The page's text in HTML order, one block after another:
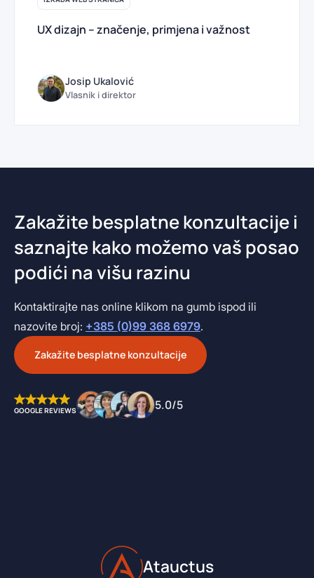
UX dizajn – značenje, primjena i važnost
Josip Ukalović
Vlasnik i direktor
Zakažite besplatne konzultacije i
saznajte kako možemo vaš posao
podići na višu razinu
Kontaktirajte nas online klikom na gumb ispod ili
nazovite broj: +385 (0)99 368 6979.
Zakažite besplatne konzultacije
GOOGLE REVIEWS 5.0/5
Atauctus